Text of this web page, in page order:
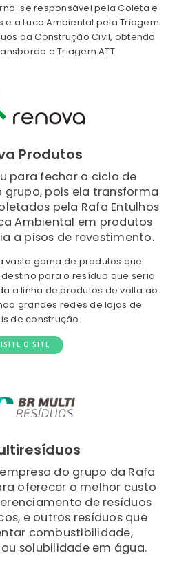
se responsável pela Coleta e
e a Luca Ambiental pela Triagem
da Construção Civil, obtendo
e Triagem ATT.
Produtos
para fechar o ciclo de
pois ela transforma
pela Rafa Entulhos
Ambiental em produtos
a pisos de revestimento.
vasta gama de produtos que
para o resíduo que seria
a linha de produtos de volta ao
grandes redes de lojas de
de construção.
O SITE
do grupo da Rafa
oferecer o melhor custo
de resíduos
e outros resíduos que
combustibilidade,
solubilidade em água.